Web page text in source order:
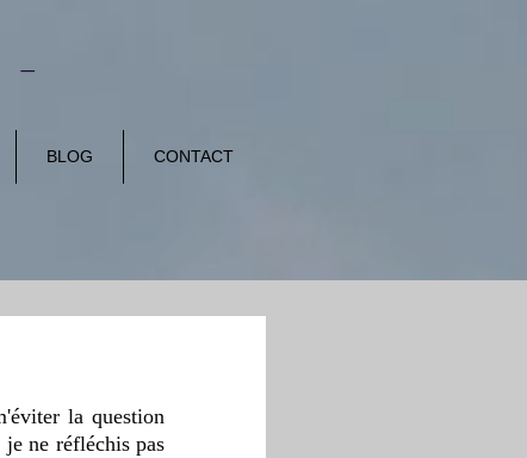
-
BLOG CONTACT
la question
je ne réfléchis pas